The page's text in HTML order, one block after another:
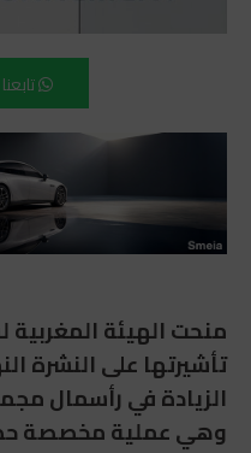
تأشيرتها على النشرة
الزيادة في رأسمال
وهي عملية مخصصة